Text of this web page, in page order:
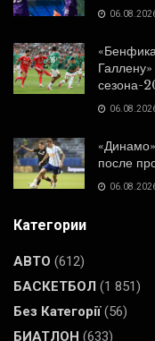
сезона-
после
Категории
АВТО (612)
БАСКЕТБОЛ (1 851)
Без Категорії(56)
БИАТЛОН (633)